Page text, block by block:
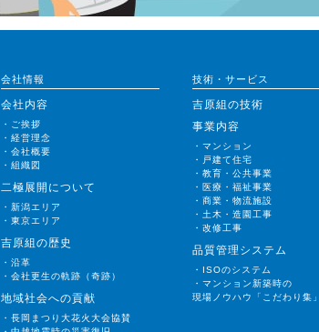
会社情報
会社内容
・ご挨拶
・経営理念
・会社概要
・組織図
二極展開について
・新潟エリア
・東京エリア
吉原組の歴史
・沿革
・会社更生の軌跡（奇跡）
地域社会への貢献
・長岡まつり大花火大会協賛
技術・サービス
吉原組の技術
事業内容
・マンション
・戸建て住宅
・教育・公共事業
・医療・福祉事業
・商業・物流施設
・土木・造園工事
・改修工事
品質管理システム
・ISOのシステム
・マンション新築時の
現場ノウハウ「こだわり集」